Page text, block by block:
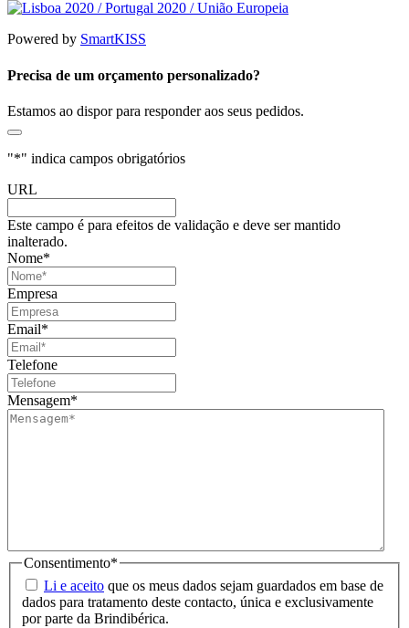
Powered by SmartKISS
Precisa de um orçamento personalizado?
Estamos ao dispor para responder aos seus pedidos.
"*" indica campos obrigatórios
URL
Este campo é para efeitos de validação e deve ser mantido
inalterado.
Nome*
Empresa
Email*
Telefone
Mensagem*
Consentimento*
Li e aceito que os meus dados sejam guardados em base de
dados para tratamento deste contacto, única e exclusivamente
por parte da Brindibérica.